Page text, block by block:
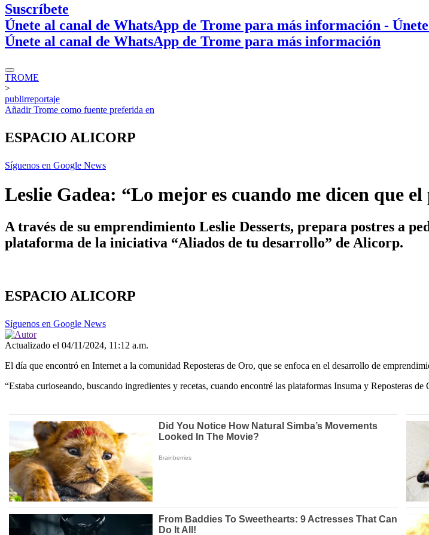
Suscríbete
Únete al canal de WhatsApp de Trome para más información -
Únete al canal de WhatsApp de Trome para más información
TROME
>
publirreportaje
AñadirTrome como fuente preferida en
ESPACIO ALICORP
Síguenos en Google News
Leslie Gadea: “Lo mejor es cuando me dicen que
A través de su emprendimiento Leslie Desserts, prepara postres a
plataforma de la iniciativa “Aliados de tu desarrollo” de Alicorp.
ESPACIO ALICORP
Síguenos en Google News
Actualizado el 04/11/2024, 11:12 a.m.
El día que encontró en Internet a la comunidad Reposteras de Oro, que se enfoca en el desarrollo de
“Estaba curioseando, buscando ingredientes y recetas, cuando encontré las plataformas Insuma y Reposteras